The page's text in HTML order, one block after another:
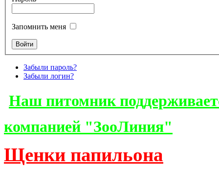
Запомнить меня
Забыли пароль?
Забыли логин?
Наш питомник
компанией "ЗооЛиния"
Щенки папильона